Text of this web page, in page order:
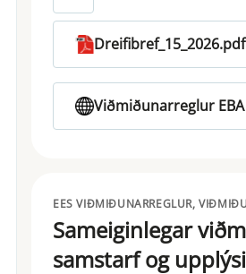
Dreifibref_15_2026.pdf
Viðmiðunarreglur EBA
EES VIÐMIÐUNARREGLUR,
Sameiginlegar
samstarf og